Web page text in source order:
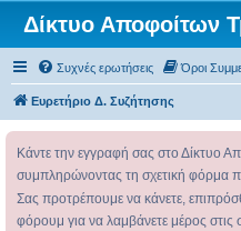
Δίκτυο Αποφοίτων
Συχνές ερωτήσεις Όροι
Ευρετήριο Δ. Συζήτησης
Κάντε την εγγραφή σας στο Δίκτυο
συμπληρώνοντας τη σχετική φόρμα
Σας προτρέπουμε να κάνετε,
φόρουμ για να λαμβάνετε μέρος στις